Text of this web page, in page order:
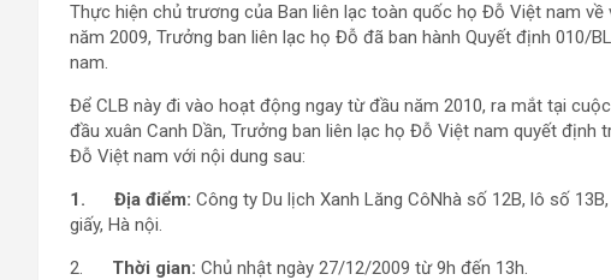
Thực hiện chủ trương của Ban liên lạc toàn quốc họ Đỗ Việt nam
năm 2009, Trưởng ban liên lạc họ Đỗ đã ban hành Quyết định 010/
nam.
Để CLB này đi vào hoạt động ngay từ đầu năm 2010, ra mắt tại
đầu xuân Canh Dần, Trưởng ban liên lạc họ Đỗ Việt nam quyết định
Đỗ Việt nam với nội dung sau:
1. Địa điểm: Công ty Du lịch Xanh Lăng CôNhà số 12B, lô số
giấy, Hà nội.
2. Thời gian: Chủ nhật ngày 27/12/2009 từ 9h đến 13h.